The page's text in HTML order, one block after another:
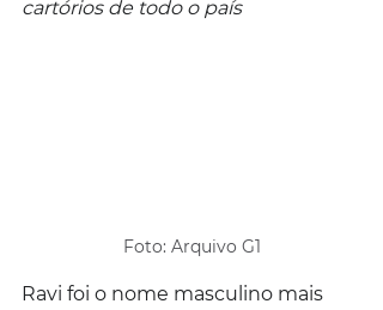
cartórios de todo o país
Foto: Arquivo G1
Ravi foi o nome masculino mais